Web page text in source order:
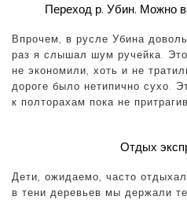
Переход р. Убин. Можно
Впрочем, в русле Убина
раз я слышал шум ручейка.
не экономили, хоть и не
дороге было нетипично сухо.
к полторахам пока не
Отдых
Дети, ожидаемо, часто
в тени деревьев мы держали